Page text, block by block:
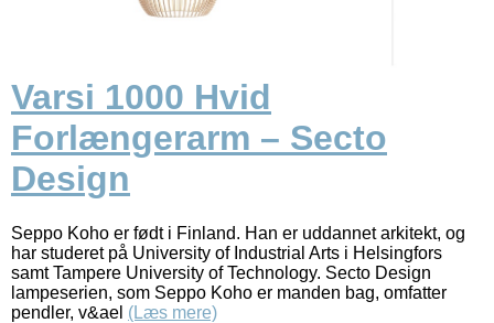
Varsi 1000 Hvid
Forlængerarm – Secto
Design
Seppo Koho er født i Finland. Han er uddannet arkitekt, og
har studeret på University of Industrial Arts i Helsingfors
samt Tampere University of Technology. Secto Design
lampeserien, som Seppo Koho er manden bag, omfatter
pendler, v&ael (Læs mere)